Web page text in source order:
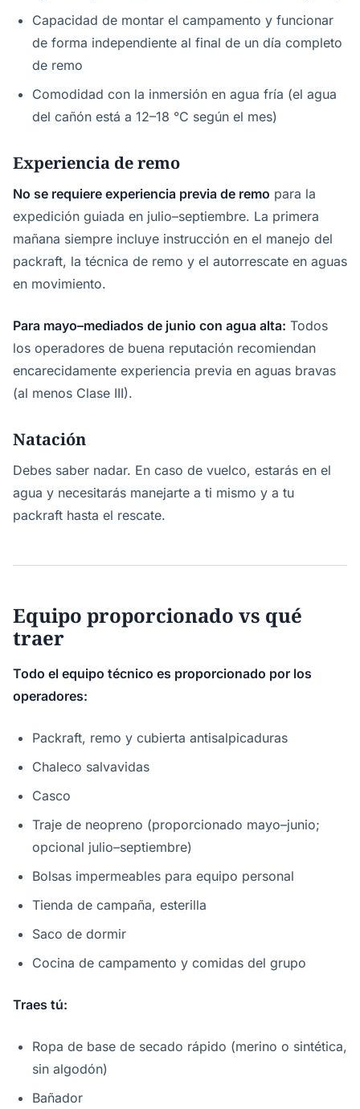
Capacidad de montar el campamento y funcionar
de forma independiente al final de un día completo
de remo
Comodidad con la inmersión en agua fría (el agua
del cañón está a 12–18 °C según el mes)
Experiencia de remo
No se requiere experiencia previa de remo para la
expedición guiada en julio–septiembre. La primera
mañana siempre incluye instrucción en el manejo del
packraft, la técnica de remo y el autorrescate en aguas
en movimiento.
Para mayo–mediados de junio con agua alta: Todos
los operadores de buena reputación recomiendan
encarecidamente experiencia previa en aguas bravas
(al menos Clase III).
Natación
Debes saber nadar. En caso de vuelco, estarás en el
agua y necesitarás manejarte a ti mismo y a tu
packraft hasta el rescate.
Equipo proporcionado vs qué
traer
Todo el equipo técnico es proporcionado por los
operadores:
Packraft, remo y cubierta antisalpicaduras
Chaleco salvavidas
Casco
Traje de neopreno (proporcionado mayo–junio;
opcional julio–septiembre)
Bolsas impermeables para equipo personal
Tienda de campaña, esterilla
Saco de dormir
Cocina de campamento y comidas del grupo
Traes tú:
Ropa de base de secado rápido (merino o sintética,
sin algodón)
Bañador